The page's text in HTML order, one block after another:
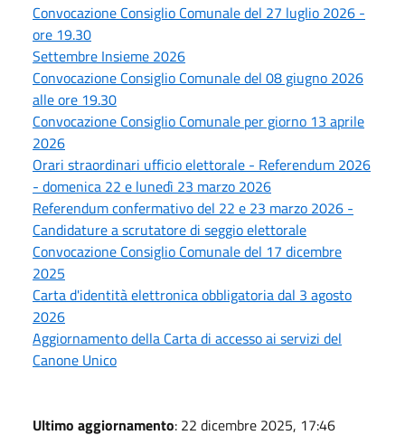
Convocazione Consiglio Comunale del 27 luglio 2026 -
ore 19.30
Settembre Insieme 2026
Convocazione Consiglio Comunale del 08 giugno 2026
alle ore 19.30
Convocazione Consiglio Comunale per giorno 13 aprile
2026
Orari straordinari ufficio elettorale - Referendum 2026
- domenica 22 e lunedì 23 marzo 2026
Referendum confermativo del 22 e 23 marzo 2026 -
Candidature a scrutatore di seggio elettorale
Convocazione Consiglio Comunale del 17 dicembre
2025
Carta d'identità elettronica obbligatoria dal 3 agosto
2026
Aggiornamento della Carta di accesso ai servizi del
Canone Unico
Ultimo aggiornamento: 22 dicembre 2025, 17:46